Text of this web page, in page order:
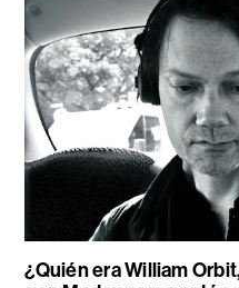
¿Quién era William